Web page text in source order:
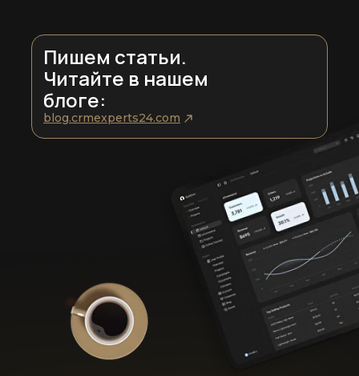
Пишем статьи.
Читайте в нашем
блоге:
blog.crmexperts24.com